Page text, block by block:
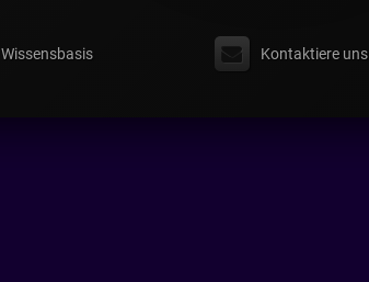
Wissensbasis Kontaktiere uns